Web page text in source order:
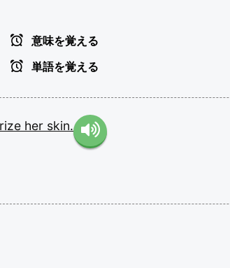
意味を覚える
単語を覚える
her skin.